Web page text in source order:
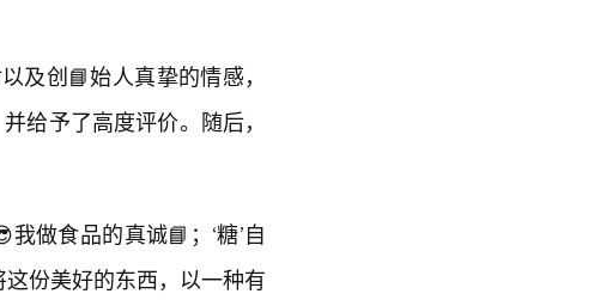
及创📘始人真挚的情感，
给予了高度评价。随后，
我做食品的真诚📘；‘糖’自
份美好的东西，以一种有